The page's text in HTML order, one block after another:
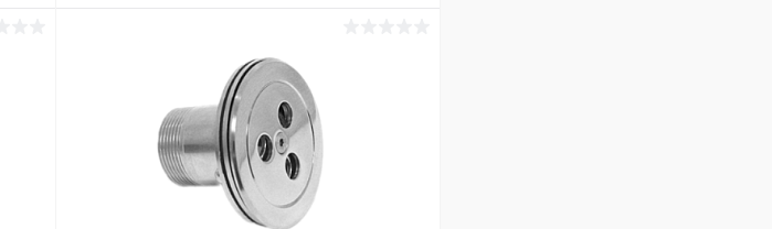
В корзину
В избранное
К сравнению В наличии